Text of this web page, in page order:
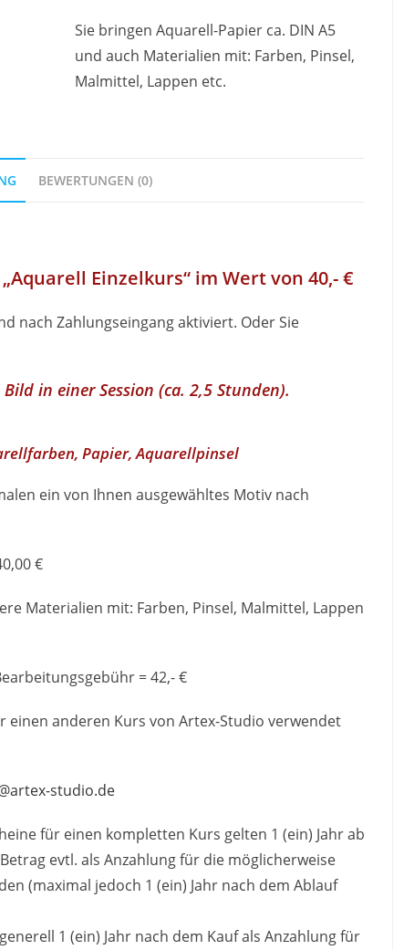
Sie bringen Aquarell-Papier ca. DIN A5
und auch Materialien mit: Farben, Pinsel,
Malmittel, Lappen etc.
BEWERTUNGEN (0)
Einzelkurs“ im Wert von 40,- €
nach Zahlungseingang aktiviert. Oder Sie
in einer Session (ca. 2,5 Stunden).
Papier, Aquarellpinsel
ein von Ihnen ausgewähltes Motiv nach
€
Materialien mit: Farben, Pinsel, Malmittel, Lappen
= 42,- €
einen anderen Kurs von Artex-Studio verwendet
studio.de
für einen kompletten Kurs gelten 1 (ein) Jahr ab
evtl. als Anzahlung für die möglicherweise
(maximal jedoch 1 (ein) Jahr nach dem Ablauf
1 (ein) Jahr nach dem Kauf als Anzahlung für